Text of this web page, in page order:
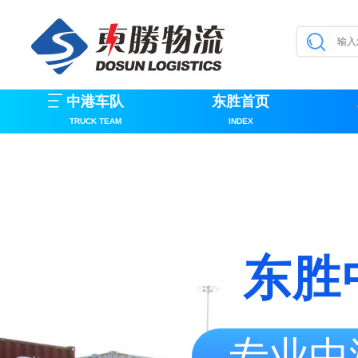
中港车队
TRUCK TEAM
东胜首页
INDEX
东胜